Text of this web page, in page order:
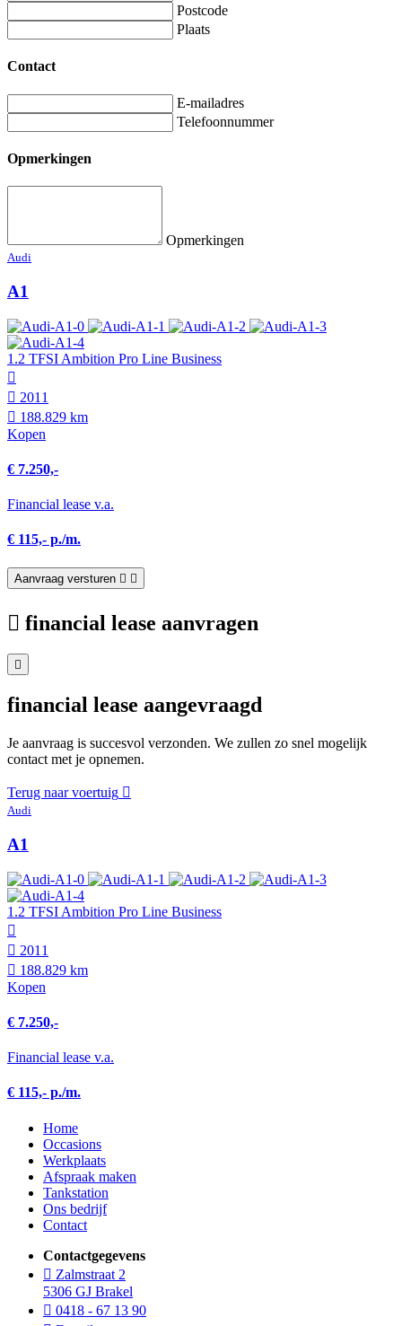
Postcode
Plaats
Contact
E-mailadres
Telefoonnummer
Opmerkingen
Opmerkingen
Audi
A1
1.2 TFSI Ambition Pro Line Business
2011
188.829 km
Kopen
€ 7.250,-
Financial lease v.a.
€ 115,- p./m.
Aanvraag versturen
financial lease aanvragen
financial lease aangevraagd
Je aanvraag is succesvol verzonden. We zullen zo snel mogelijk
contact met je opnemen.
Terug naar voertuig
Audi
A1
1.2 TFSI Ambition Pro Line Business
2011
188.829 km
Kopen
€ 7.250,-
Financial lease v.a.
€ 115,- p./m.
Home
Occasions
Werkplaats
Afspraak maken
Tankstation
Ons bedrijf
Contact
Contactgegevens
Zalmstraat 2
5306 GJ Brakel
0418 - 67 13 90